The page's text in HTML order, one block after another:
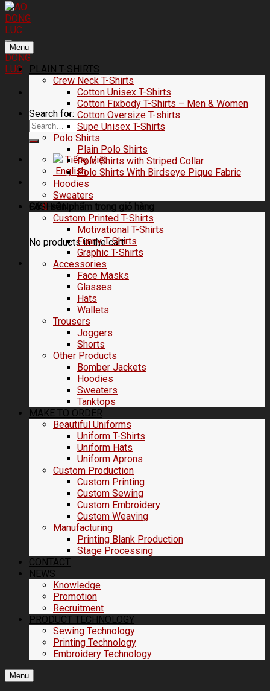
Search for:
Tiếng Việt
English
Có0 sản phẩm trong giỏ hàng
No products in the cart.
Menu
PLAIN T-SHIRTS
Crew Neck T-Shirts
Cotton Unisex T-Shirts
Cotton Fixbody T-Shirts – Men & Women
Cotton Oversize T-shirts
Supe Unisex T-Shirts
Polo Shirts
Plain Polo Shirts
Polo Shirts with Striped Collar
Polo Shirts With Birdseye Pique Fabric
Hoodies
Sweaters
FASHION
Custom Printed T-Shirts
Motivational T-Shirts
Funny T-Shirts
Graphic T-Shirts
Accessories
Face Masks
Glasses
Hats
Wallets
Trousers
Joggers
Shorts
Other Products
Bomber Jackets
Hoodies
Sweaters
Tanktops
MAKE TO ORDER
Beautiful Uniforms
Uniform T-Shirts
Uniform Hats
Uniform Aprons
Custom Production
Custom Printing
Custom Sewing
Custom Embroidery
Custom Weaving
Manufacturing
Printing Blank Production
Stage Processing
CONTACT
NEWS
Knowledge
Promotion
Recruitment
PRODUCT TECHNOLOGY
Sewing Technology
Printing Technology
Embroidery Technology
Menu